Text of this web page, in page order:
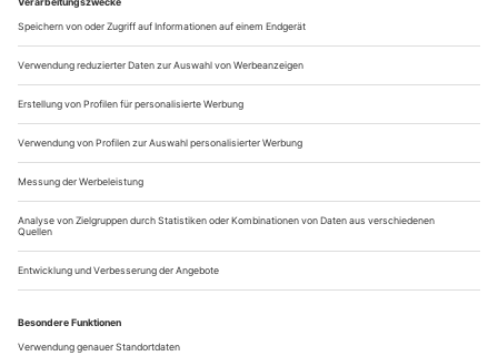
Der Kölner Opernskandal wurde in der Pandemie zum
Glücksfall. Weil die Renovierung der Oper im Tempo des
Berliner Flughafenbaus verläuft, spielt das Musiktheater
weiter in der Ausweichspielstätte, dem Staatenhaus. Dort gibt
es genug Platz, um trotz Abstandsgeboten ein romantisch
besetztes Orchester in voller Stärke spielen zu lassen. So
konnte die Kölner Oper...
Von der Schweiz lernen
Die Schweiz sieht sich gern als eine Insel der Glückseligen. In
vielerlei Hinsicht mag dies selbst in unseren krisenhaften
Zeiten berechtigt sein; freilich ist auch das überreiche
Kulturleben der Eidgenossenschaft seit anderthalb Jahren bloß